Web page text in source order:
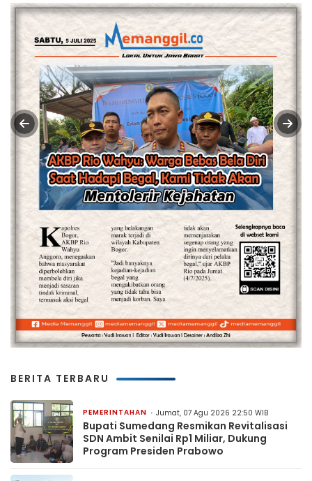
BERITA TERBARU
PEMERINTAHAN Jumat, 07 Agu 2026 22:50 WIB
Bupati Sumedang Resmikan Revitalisasi
SDN Ambit Senilai Rp1 Miliar, Dukung
Program Presiden Prabowo